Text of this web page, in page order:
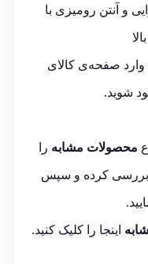
و آنتن رومیزی با
وارد صفحه‌ی کالای
شوید.
محصولات مشابه را
بررسی کرده و سپس
اینجا را کلیک کنید.